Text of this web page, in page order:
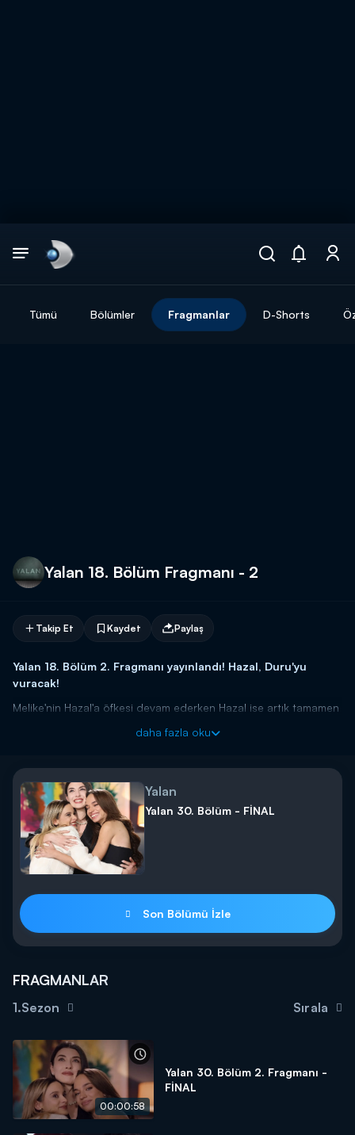
Tümü Bölümler Fragmanlar D-Shorts
Yalan 18. Bölüm Fragmanı - 2
Takip Et Kaydet Paylaş
Yalan 18. Bölüm 2. Fragmanı yayınlandı! Hazal, Duru'yu
vuracak!
Melike'nin Hazal'a öfkesi devam ederken Hazal ise artık tamamen
geçirmekle kalmayıp Duru'yu öldürmek için harekete geçer. Bu
ölmüştür ve Yaman Savcı, Yusuf Kaleli'yi ifadeye çağırır.
Yalan yeni bölümleriyle her cumartesi 20.00’de Kanal D’de!
daha fazla oku
Yalan
Yalan 30. Bölüm - FİNAL
Son Bölümü İzle
FRAGMANLAR
1.Sezon Sırala
00:00:58
Yalan 30. Bölüm 2. Fragmanı -
FİNAL